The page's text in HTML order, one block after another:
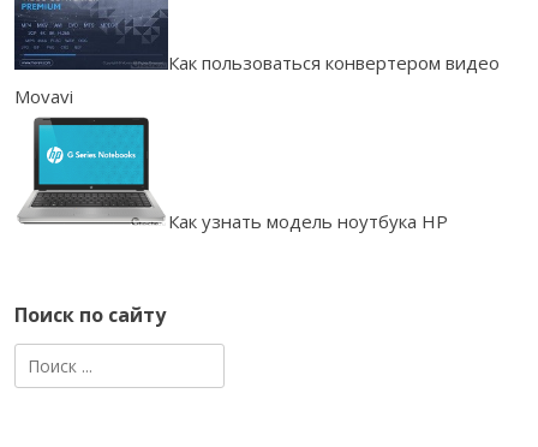
Как пользоваться конвертером видео
Movavi
Как узнать модель ноутбука HP
Поиск по сайту
Найти: